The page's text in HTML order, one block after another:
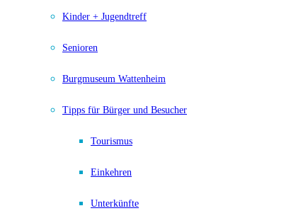
Kinder + Jugendtreff
Senioren
Burgmuseum Wattenheim
Tipps für Bürger und Besucher
Tourismus
Einkehren
Unterkünfte